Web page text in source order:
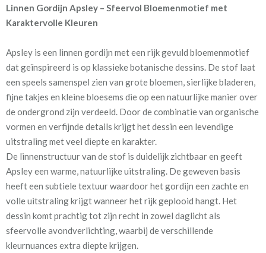
Artikelnummer
Patroon: 53 cm
Stofbreedte: 146 cm
Mate van verduistering:
Geen (voering optioneel
tijdens bestelproces)
Meestal eerder, maar houd
rekening met
circa 2-3 weken
Materiaal: Linnen en viscose
Linnen Gordijn Apsley – Sfeervol Bloemenmotief met
Karaktervolle Kleuren
Apsley is een linnen gordijn met een rijk gevuld bloemenmotief
dat geïnspireerd is op klassieke botanische dessins. De stof laat
een speels samenspel zien van grote bloemen, sierlijke bladeren,
fijne takjes en kleine bloesems die op een natuurlijke manier over
de ondergrond zijn verdeeld. Door de combinatie van organische
vormen en verfijnde details krijgt het dessin een levendige
uitstraling met veel diepte en karakter.
De linnenstructuur van de stof is duidelijk zichtbaar en geeft
Apsley een warme, natuurlijke uitstraling. De geweven basis
heeft een subtiele textuur waardoor het gordijn een zachte en
volle uitstraling krijgt wanneer het rijk geplooid hangt. Het
dessin komt prachtig tot zijn recht in zowel daglicht als
sfeervolle avondverlichting, waarbij de verschillende
kleurnuances extra diepte krijgen.